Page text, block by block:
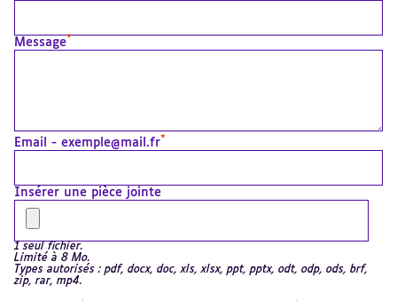
Message *
Email - exemple@mail.fr*
Insérer une pièce jointe
1 seul fichier.
Limité à 8 Mo.
Types autorisés : pdf, docx, doc, xls, xlsx, ppt, pptx, odt, odp, ods, brf,
zip, rar, mp4.